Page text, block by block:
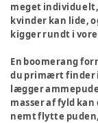
meget
kvinder kan lide,
kigger rundt i
En boomerang
du primært finder i
lægger
masser af fyld kan
nemt flytte